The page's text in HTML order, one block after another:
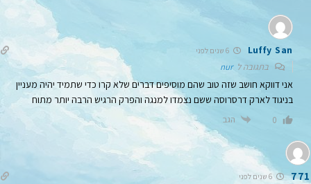
Luffy San 6 שנים לפני
בתגובה לnur
אני דווקא חושב שזה טוב שהם מוסיפים דברים שלא קרו כדי שתמיד יהיה מעניין
בניגוד לארק דרסרוסה ששם נצמדו למנגה והפרק הרגיש הרבה יותר מתוח
0 הגב
771 6 שנים לפני